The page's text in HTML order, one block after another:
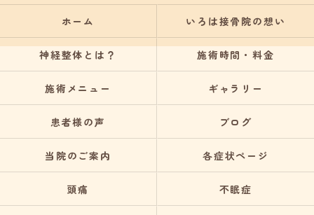
ホーム いろは接骨院の想い
神経整体とは？ 施術時間・料金
施術メニュー ギャラリー
患者様の声 ブログ
当院のご案内 各症状ページ
頭痛 不眠症